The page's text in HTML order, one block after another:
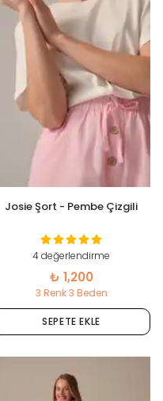
Josie Şort - Pembe Çizgili
4 değerlendirme
₺ 1,200
3 Renk 3 Beden
SEPETE EKLE